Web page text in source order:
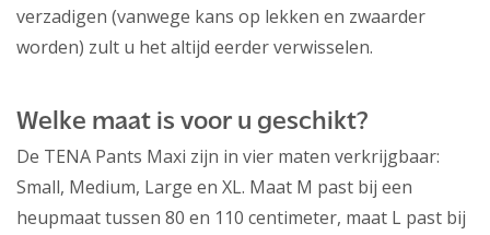
verzadigen (vanwege kans op lekken en zwaarder
worden) zult u het altijd eerder verwisselen.
Welke maat is voor u geschikt?
De TENA Pants Maxi zijn in vier maten verkrijgbaar:
Small, Medium, Large en XL. Maat M past bij een
heupmaat tussen 80 en 110 centimeter, maat L past bij